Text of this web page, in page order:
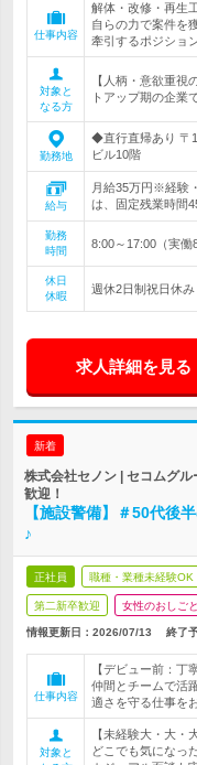
仕事内容
解体・改修・再生
自らの力で案件を
牽引するポジショ
対象と
なる方
【人柄・意欲重
トアップ期の企業
勤務地
◆直行直帰あり 〒
ビル10階
給与
月給35万円※経験
は、固定残業時間
勤務
時間
8:00～17:00（実働
休日
休暇
週休2日制祝日休
求人詳細を見る
新着
株式会社セノン | セコムグ
歓迎！
【施設警備】＃50代後
♪
正社員 職種・業種未経験OK
第二新卒歓迎 女性のおしご
情報更新日：2026/07/13 終了
仕事内容
【デビュー前：
仲間とチームで活
適さを守る仕事を
対象と
【未経験大・大・
どこでも気にな